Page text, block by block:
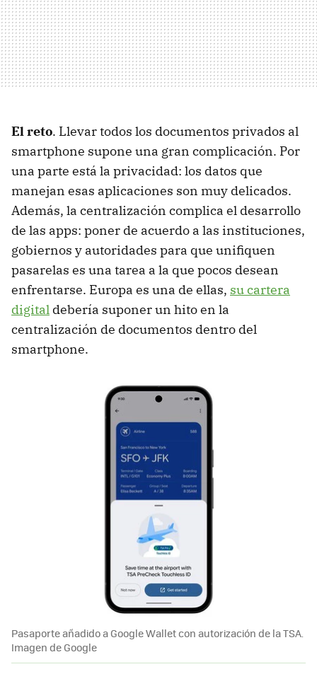
El reto. Llevar todos los documentos privados al
smartphone supone una gran complicación. Por
una parte está la privacidad: los datos que
manejan esas aplicaciones son muy delicados.
Además, la centralización complica el desarrollo
de las apps: poner de acuerdo a las instituciones,
gobiernos y autoridades para que unifiquen
pasarelas es una tarea a la que pocos desean
enfrentarse. Europa es una de ellas, su cartera
digital debería suponer un hito en la
centralización de documentos dentro del
smartphone.
Pasaporte añadido a Google Wallet con autorización de la TSA.
Imagen de Google